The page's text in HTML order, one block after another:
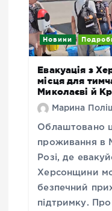
Новини
Евакуація з
місця для
Миколаєві й
Марина
Облаштовано
проживання в
Розі, де
Херсонщини
безпечний
підтримку. Про